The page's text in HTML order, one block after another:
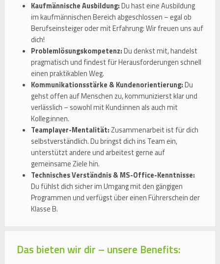
Kaufmännische Ausbildung:Du hast eine Ausbildung
im kaufmännischen Bereich abgeschlossen – egal ob
Berufseinsteiger oder mit Erfahrung: Wir freuen uns auf
dich!
Problemlösungskompetenz:Du denkst mit, handelst
pragmatisch und findest für Herausforderungen schnell
einen praktikablen Weg.
Kommunikationsstärke & Kundenorientierung:Du
gehst offen auf Menschen zu, kommunizierst klar und
verlässlich – sowohl mit Kund:innen als auch mit
Kolleg:innen.
Teamplayer-Mentalität:Zusammenarbeit ist für dich
selbstverständlich. Du bringst dich ins Team ein,
unterstützt andere und arbeitest gerne auf
gemeinsame Ziele hin.
Technisches Verständnis & MS-Office-Kenntnisse:
Du fühlst dich sicher im Umgang mit den gängigen
Programmen und verfügst über einen Führerschein der
Klasse B.
Das bieten wir dir – unsere Benefits: